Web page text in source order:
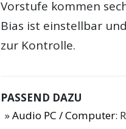
Vorstufe kommen
Bias ist einstellbar
zur Kontrolle.
PASSEND DAZU
Audio PC / Computer: